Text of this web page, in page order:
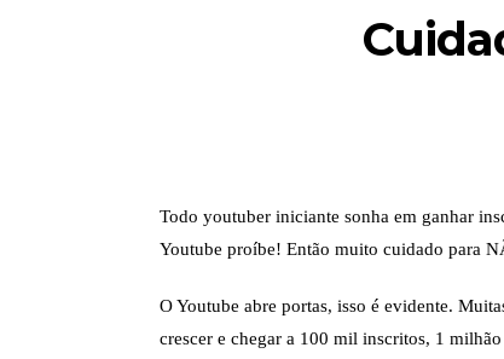
Todo youtuber iniciante sonha em ganhar
Youtube proíbe! Então muito cuidado para
O Youtube abre portas, isso é evidente.
crescer e chegar a 100 mil inscritos, 1